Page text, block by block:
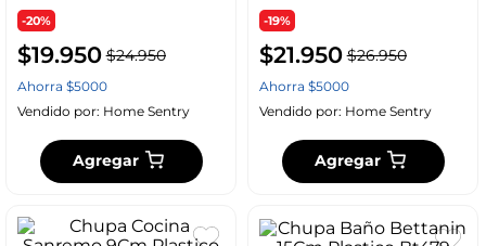
-20%
$19.950 $24.950
Ahorra $5000
Vendido por: Home Sentry
Agregar
-19%
$21.950 $26.950
Ahorra $5000
Vendido por: Home Sentry
Agregar